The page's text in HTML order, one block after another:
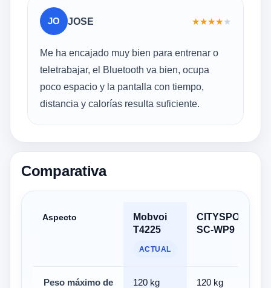
JO JOSE ★★★★★
Me ha encajado muy bien para entrenar o
teletrabajar, el Bluetooth va bien, ocupa
poco espacio y la pantalla con tiempo,
distancia y calorías resulta suficiente.
Comparativa
Aspecto
Mobvoi
T4225
ACTUAL
CITYSPORTS
SC-WP9
Peso máximo de
120 kg 120 kg